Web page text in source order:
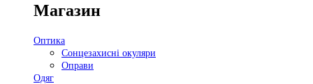
Магазин
Оптика
Сонцезахисні окуляри
Оправи
Одяг